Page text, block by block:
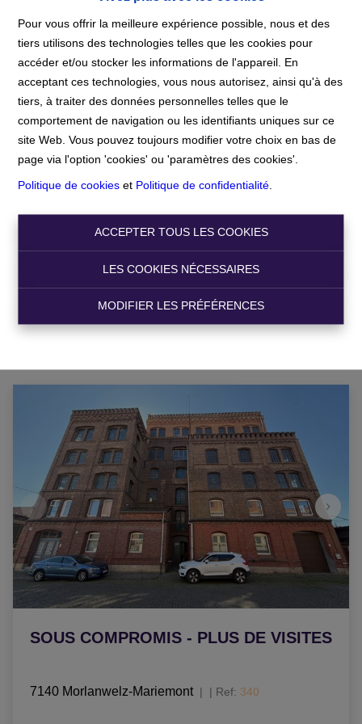
Pour vous offrir la meilleure expérience possible, nous et des
tiers utilisons des technologies telles que les cookies pour
accéder et/ou stocker les informations de l'appareil. En
acceptant ces technologies, vous nous autorisez, ainsi qu'à des
tiers, à traiter des données personnelles telles que le
comportement de navigation ou les identifiants uniques sur ce
site Web. Vous pouvez toujours modifier votre choix en bas de
page via l'option 'cookies' ou 'paramètres des cookies'.
Politique de cookies et Politique de confidentialité.
ACCEPTER TOUS LES COOKIES
LES COOKIES NÉCESSAIRES
MODIFIER LES PRÉFÉRENCES
Accueil
Accueil
Chercher
SOUS COMPROMIS - PLUS DE VISITES
7140 Morlanwelz-Mariemont | Ref: 340